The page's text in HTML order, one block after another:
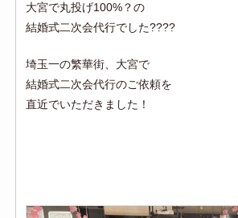
大宮で丸投げ100%？の
結婚式二次会代行でした????
埼玉一の繁華街、大宮で
結婚式二次会代行のご依頼を
直近でいただきました！